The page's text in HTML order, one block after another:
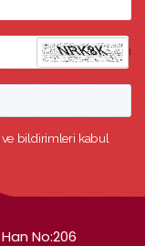
l
bildirimleri kabul
No:206